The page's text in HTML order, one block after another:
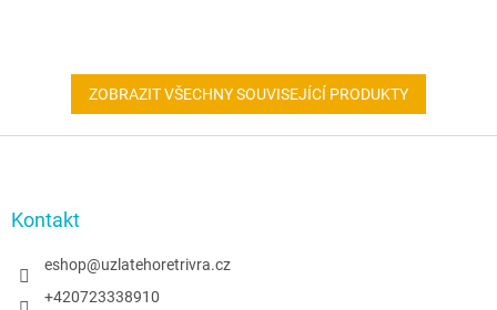
ZOBRAZIT VŠECHNY SOUVISEJÍCÍ PRODUKTY
Kontakt
eshop@uzlatehoretrivra.cz
+420723338910